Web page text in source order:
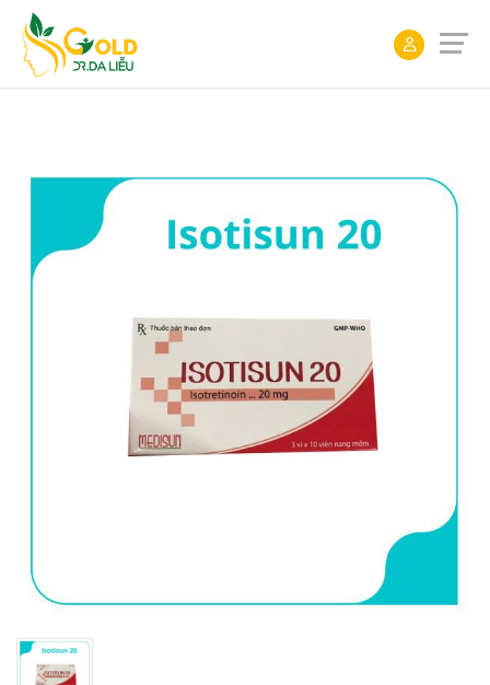
ĐẶT
LỊCH